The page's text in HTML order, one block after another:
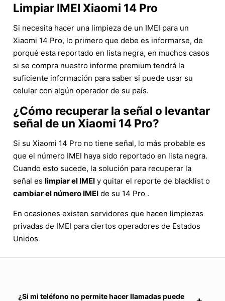
Limpiar IMEI Xiaomi 14 Pro
Si necesita hacer una limpieza de un IMEI para un
Xiaomi 14 Pro, lo primero que debe es informarse, de
porqué esta reportado en lista negra, en muchos casos
si se compra nuestro informe premium tendrá la
suficiente información para saber si puede usar su
celular con algún operador de su país.
¿Cómo recuperar la señal o levantar
señal de un Xiaomi 14 Pro?
Si su Xiaomi 14 Pro no tiene señal, lo más probable es
que el número IMEI haya sido reportado en lista negra.
Cuando esto sucede, la solución para recuperar la
señal es limpiar el IMEI y quitar el reporte de blacklist o
cambiar el número IMEI de su 14 Pro .
En ocasiones existen servidores que hacen limpiezas
privadas de IMEI para ciertos operadores de Estados
Unidos
¿Si mi teléfono no permite hacer llamadas puede